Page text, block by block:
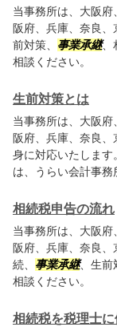
当事務所は、大阪
阪府、兵庫、奈良
前対策、 事業承継、
相談ください。
生前対策とは
当事務所は、大阪
阪府、兵庫、奈良
身に対応いたします
は、うらい会計事務
相続税申告の流れ
当事務所は、大阪
阪府、兵庫、奈良
続、 事業承継、生前
相談ください。
相続税を税理士